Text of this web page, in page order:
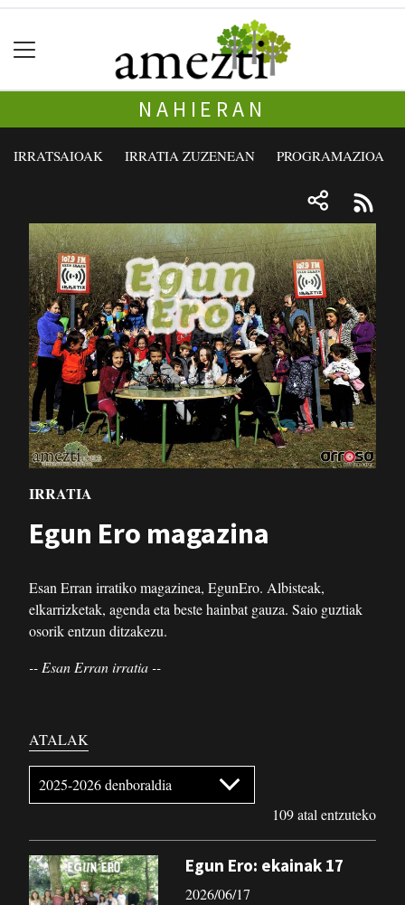
NAHIERAN
IRRATSAIOAK IRRATIA ZUZENEAN PROGRAMAZIOA
IRRATIA
Egun Ero magazina
Esan Erran irratiko magazinea, EgunEro. Albisteak,
elkarrizketak, agenda eta beste hainbat gauza. Saio guztiak
osorik entzun ditzakezu.
-- Esan Erran irratia --
ATALAK
109 atal entzuteko
Egun Ero: ekainak 17
2026/06/17